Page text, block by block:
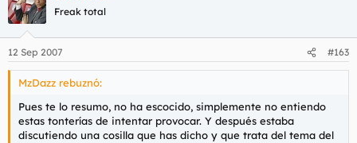
Freak total
12 Sep 2007 #163
MzDazz rebuznó:
Pues te lo resumo, no ha escocido, simplemente no entiendo
estas tonterías de intentar provocar. Y después estaba
discutiendo una cosilla que has dicho y que trata del tema del